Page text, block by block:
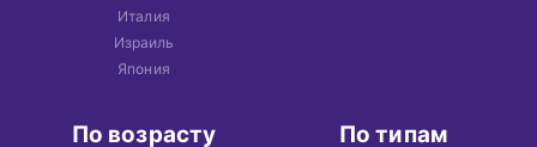
Италия
Израиль
Япония
По возрасту По типам